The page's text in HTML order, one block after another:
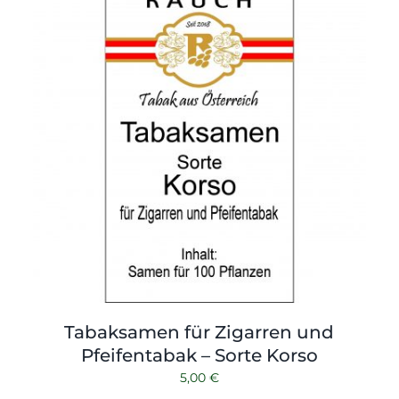
Tabaksamen für Zigarren und
Pfeifentabak – Sorte Korso
5,00 €